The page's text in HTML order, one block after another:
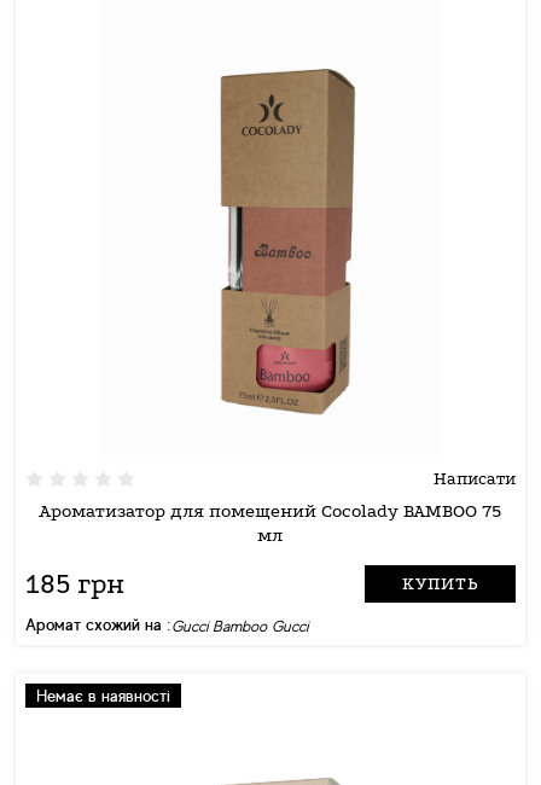
Написати
Ароматизатор для помещений Cocolady BAMBOO 75
мл
185 грн КУПИТЬ
Аромат схожий на :Gucci Bamboo Gucci
Немає в наявності